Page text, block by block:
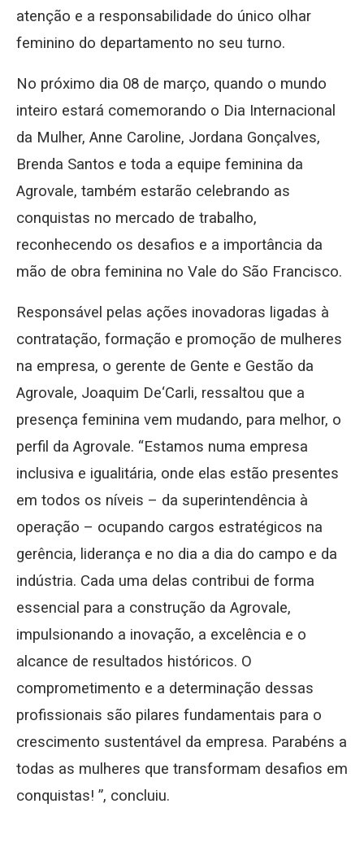
atenção e a responsabilidade do único olhar
feminino do departamento no seu turno.
No próximo dia 08 de março, quando o mundo
inteiro estará comemorando o Dia Internacional
da Mulher, Anne Caroline, Jordana Gonçalves,
Brenda Santos e toda a equipe feminina da
Agrovale, também estarão celebrando as
conquistas no mercado de trabalho,
reconhecendo os desafios e a importância da
mão de obra feminina no Vale do São Francisco.
Responsável pelas ações inovadoras ligadas à
contratação, formação e promoção de mulheres
na empresa, o gerente de Gente e Gestão da
Agrovale, Joaquim De‘Carli, ressaltou que a
presença feminina vem mudando, para melhor, o
perfil da Agrovale. “Estamos numa empresa
inclusiva e igualitária, onde elas estão presentes
em todos os níveis – da superintendência à
operação – ocupando cargos estratégicos na
gerência, liderança e no dia a dia do campo e da
indústria. Cada uma delas contribui de forma
essencial para a construção da Agrovale,
impulsionando a inovação, a excelência e o
alcance de resultados históricos. O
comprometimento e a determinação dessas
profissionais são pilares fundamentais para o
crescimento sustentável da empresa. Parabéns a
todas as mulheres que transformam desafios em
conquistas! ”, concluiu.